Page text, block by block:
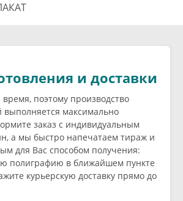
и доставки
поэтому производство
выполняется максимально
заказ с индивидуальным
а мы быстро напечатаем тираж и
для Вас способом получения:
полиграфию в ближайшем пункте
курьерскую доставку прямо до